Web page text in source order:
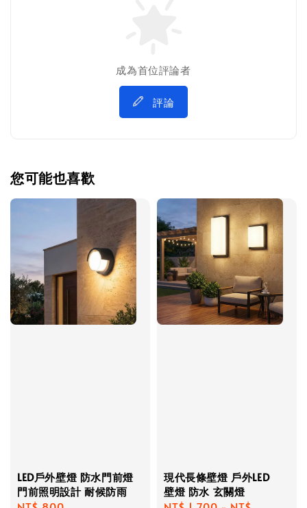
成為首位評論者
評論
您可能也喜歡
LED戶外壁燈 防水門前燈
門前照明設計 耐候防雨
現代長條壁燈 戶外LED
壁燈 防水 玄關燈